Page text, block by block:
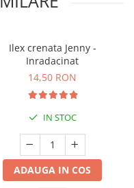
Ilex crenata Jenny -
Inradacinat
14,50 RON
IN STOC
ADAUGA IN COS